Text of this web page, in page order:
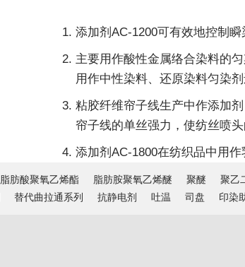
添加剂AC-1200可有效地控制
主要用作酸性金属络合染料的
用作中性染料、还原染料匀染
粘胶纤维帘子线生产中作添加
帘子线的单丝强力，使纺丝喷
添加剂AC-1800在纺织品中用作
脂肪酸聚氧乙烯酯 脂肪胺聚氧乙烯醚 聚醚 聚乙
替代曲拉通系列 抗静电剂 吐温 司盘 印染